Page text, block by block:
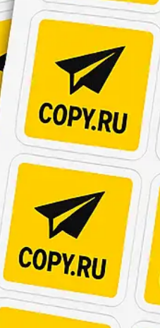
Брошюровка в копицентре
Брошюровка документов
Брошюровка на пластиковую пружину
Брошюровка на металлическую пружину
Брошюровка на скобу
Брошюровка курсовых работ
Брошюровка дипломных работ
Брошюровка диссертаций
Брошюровка листов